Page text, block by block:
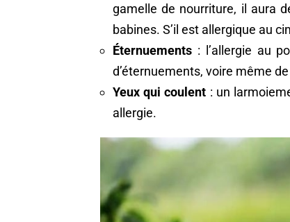
gamelle de nourriture, il aura
babines. S’il est allergique au
Éternuements : l’allergie au
d’éternuements, voire même
Yeux qui coulent : un
allergie.